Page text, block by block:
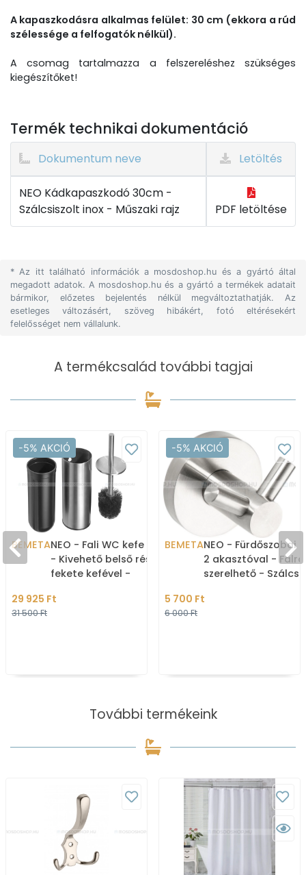
A kapaszkodásra alkalmas felület: 30 cm (ekkora a rúd
szélessége a felfogatók nélkül).
A csomag tartalmazza a felszereléshez szükséges
kiegészítőket!
Termék technikai dokumentáció
Dokumentum neve Letöltés
NEO Kádkapaszkodó 30cm -
Szálcsiszolt inox - Műszaki rajz
PDF letöltése
* Az itt található információk a mosdoshop.hu és a gyártó által
megadott adatok. A mosdoshop.hu és a gyártó a termékek adatait
bármikor, előzetes bejelentés nélkül megváltoztathatják. Az
esetleges változásért, szöveg hibákért, fotó eltérésekért
felelősséget nem vállalunk.
A termékcsalád további tagjai
-5% AKCIÓ
BEMETANEO - Fali WC kefe tartó
- Kivehető belső résszel,
fekete kefével -
rozsdamentes acél
29 925 Ft
31 500 Ft
-5% AKCIÓ
BEMETANEO - Fürdőszobai
2 akasztóval - Falra
szerelhető -
(104106035)
5 700 Ft
6 000 Ft
További termékeink